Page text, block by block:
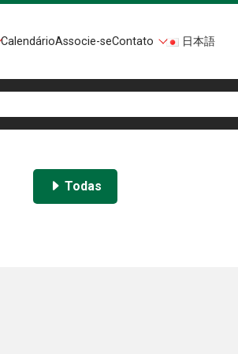
CalendárioAssocie-seContato 日本語
Todas